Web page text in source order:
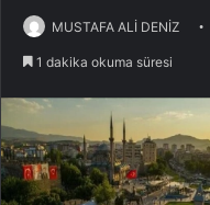
MUSTAFA ALİ DENİZ
1 dakika okuma süresi